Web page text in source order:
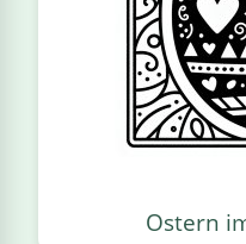
Ostern